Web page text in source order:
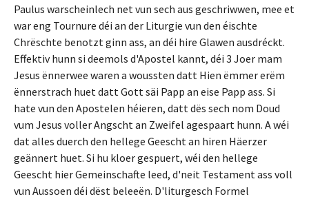
Paulus warscheinlech net vun sech aus geschriwwen, mee et
war eng Tournure déi an der Liturgie vun den éischte
Chrëschte benotzt ginn ass, an déi hire Glawen ausdréckt.
Effektiv hunn si deemols d'Apostel kannt, déi 3 Joer mam
Jesus ënnerwee waren a woussten datt Hien ëmmer erëm
ënnerstrach huet datt Gott säi Papp an eise Papp ass. Si
hate vun den Apostelen héieren, datt dës sech nom Doud
vum Jesus voller Angscht an Zweifel agespaart hunn. A wéi
dat alles duerch den hellege Geescht an hiren Häerzer
geännert huet. Si hu kloer gespuert, wéi den hellege
Geescht hier Gemeinschafte leed, d'neit Testament ass voll
vun Aussoen déi dëst beleeën. D'liturgesch Formel